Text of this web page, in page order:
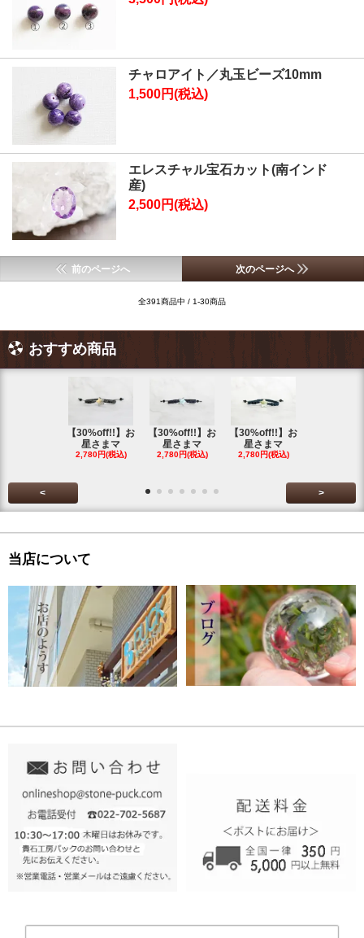
チャロアイト／丸玉ビーズ10mm
1,500円(税込)
エレスチャル宝石カット(南インド
産)
2,500円(税込)
前のページへ 次のページへ
全391商品中 / 1-30商品
おすすめ商品
【30%off!!】お
星さまマ
2,780円(税込)
【30%off!!】お
星さまマ
2,780円(税込)
【30%off!!】お
星さまマ
2,780円(税込)
< >
当店について